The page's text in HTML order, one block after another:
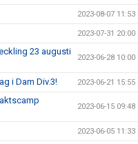
2023-08-07 11:53
2023-07-31 20:00
23 augusti
2023-06-28 10:00
i Dam Div.3! 2023-06-21 15:55
2023-06-15 09:48
2023-06-05 11:33